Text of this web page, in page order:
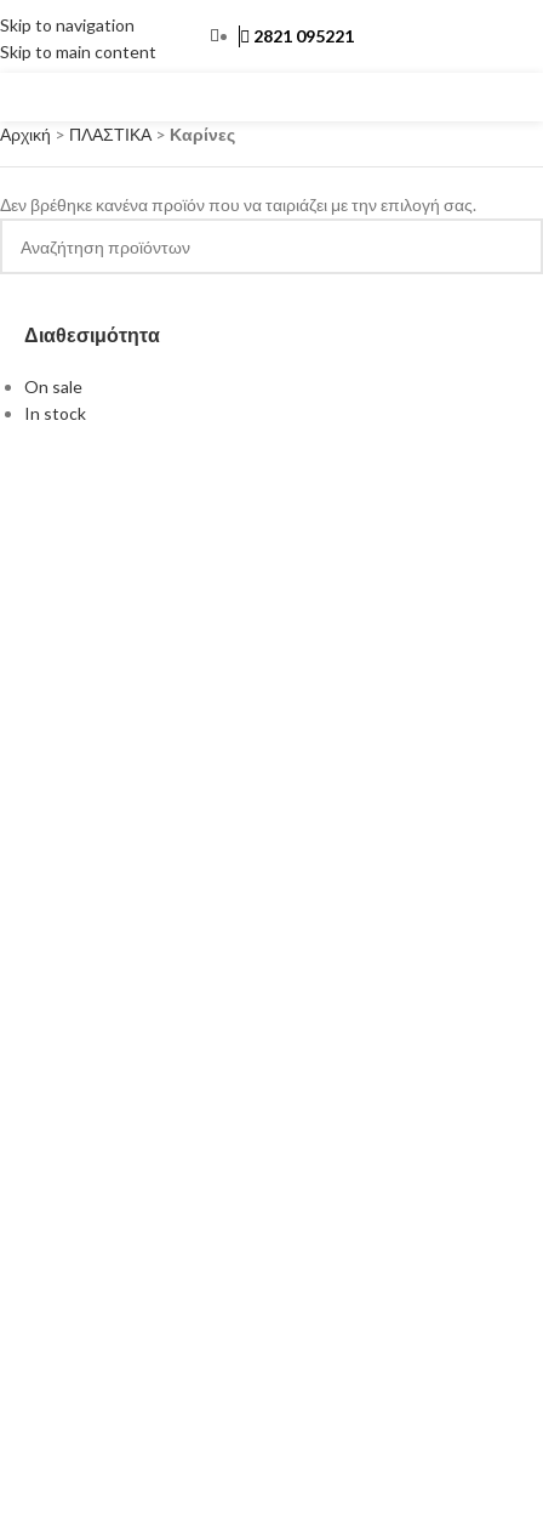
Skip to navigation
Skip to main content
2821 095221
Διαθεσιμότητα
On sale
In stock
Αρχική > ΠΛΑΣΤΙΚΑ > Καρίνες
Δεν βρέθηκε κανένα προϊόν που να ταιριάζει με την επιλογή σας.